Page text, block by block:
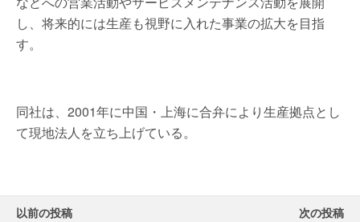
し、将来的には生産も視野に入れた事業の拡大を目指
す。
同社は、2001年に中国・上海に合弁により生産拠点とし
て現地法人を立ち上げている。
以前の投稿 次の投稿